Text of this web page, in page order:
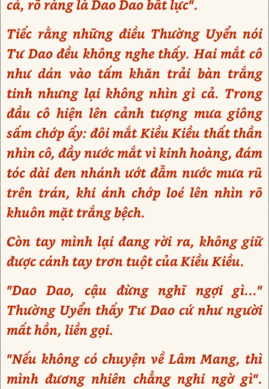
cả, rõ ràng là Dao Dao bất lực".
Tiếc rằng những điều Thường Uyển nói
Tư Dao đều không nghe thấy. Hai mắt cô
như dán vào tấm khăn trải bàn trắng
tinh nhưng lại không nhìn gì cả. Trong
đầu cô hiện lên cảnh tượng mưa giông
sấm chớp ấy: đôi mắt Kiều Kiều thất thần
nhìn cô, đầy nước mắt vì kinh hoàng, đám
tóc dài đen nhánh ướt đẫm nước mưa rũ
trên trán, khi ánh chớp loé lên nhìn rõ
khuôn mặt trắng bệch.
Còn tay mình lại đang rời ra, không giữ
được cánh tay trơn tuột của Kiều Kiều.
"Dao Dao, cậu đừng nghĩ ngợi gì..."
Thường Uyển thấy Tư Dao cứ như người
mất hồn, liền gọi.
"Nếu không có chuyện về Lâm Mang, thì
mình đương nhiên chẳng nghi ngờ gì".